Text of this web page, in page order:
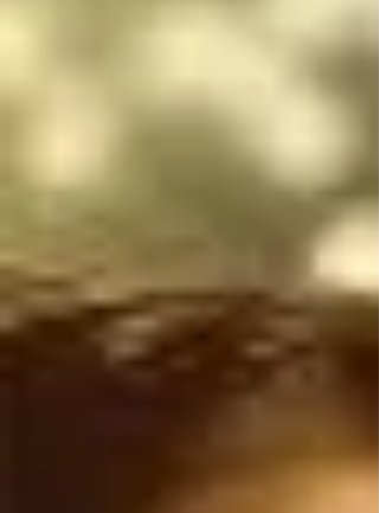
narcotraficantes
armas de uso exclusivo
del Ejército de los
Estados Unidos, por lo
atacarnos, deberían
ser ustedes los que
controlen el flujo
Estados Unidos a